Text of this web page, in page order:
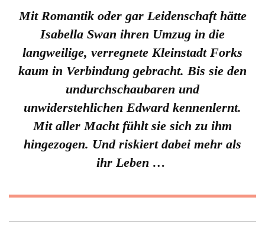
Mit Romantik oder gar Leidenschaft hätte
Isabella Swan ihren Umzug in die
langweilige, verregnete Kleinstadt Forks
kaum in Verbindung gebracht. Bis sie den
undurchschaubaren und
unwiderstehlichen Edward kennenlernt.
Mit aller Macht fühlt sie sich zu ihm
hingezogen. Und riskiert dabei mehr als
ihr Leben …